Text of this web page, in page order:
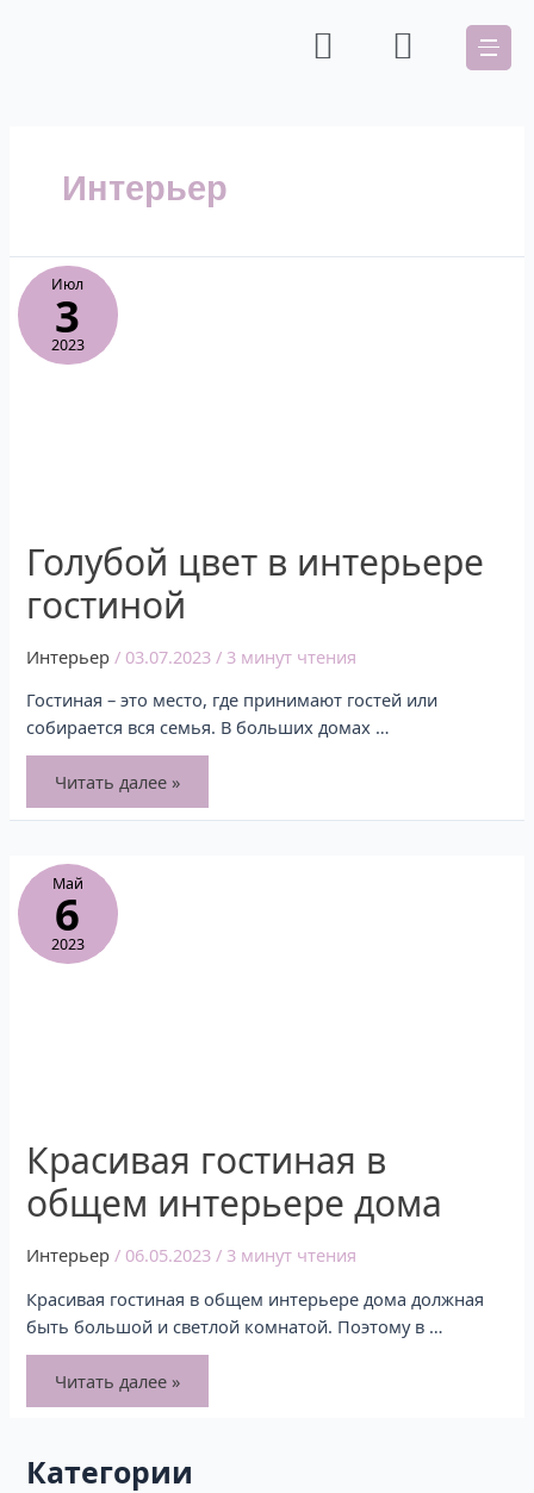
Интерьер
Июл
3
2023
Голубой цвет в интерьере
гостиной
Интерьер / 03.07.2023 / 3 минут чтения
Гостиная – это место, где принимают гостей или
собирается вся семья. В больших домах …
Читать далее »
Май
6
2023
Красивая гостиная в
общем интерьере дома
Интерьер / 06.05.2023/ 3 минут чтения
Красивая гостиная в общем интерьере дома должная
быть большой и светлой комнатой. Поэтому в …
Читать далее »
Категории